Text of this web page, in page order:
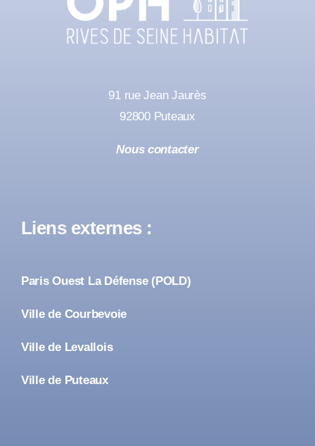
91 rue Jean Jaurès
92800 Puteaux
Nous contacter
Liens externes :
Paris Ouest La Défense (POLD)
Ville de Courbevoie
Ville de Levallois
Ville de Puteaux